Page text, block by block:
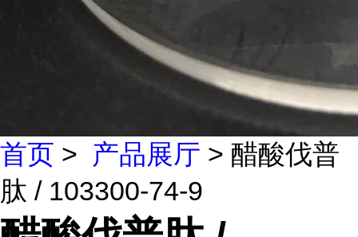
首页 > 产品展厅 > 醋酸伐普
肽 / 103300-74-9